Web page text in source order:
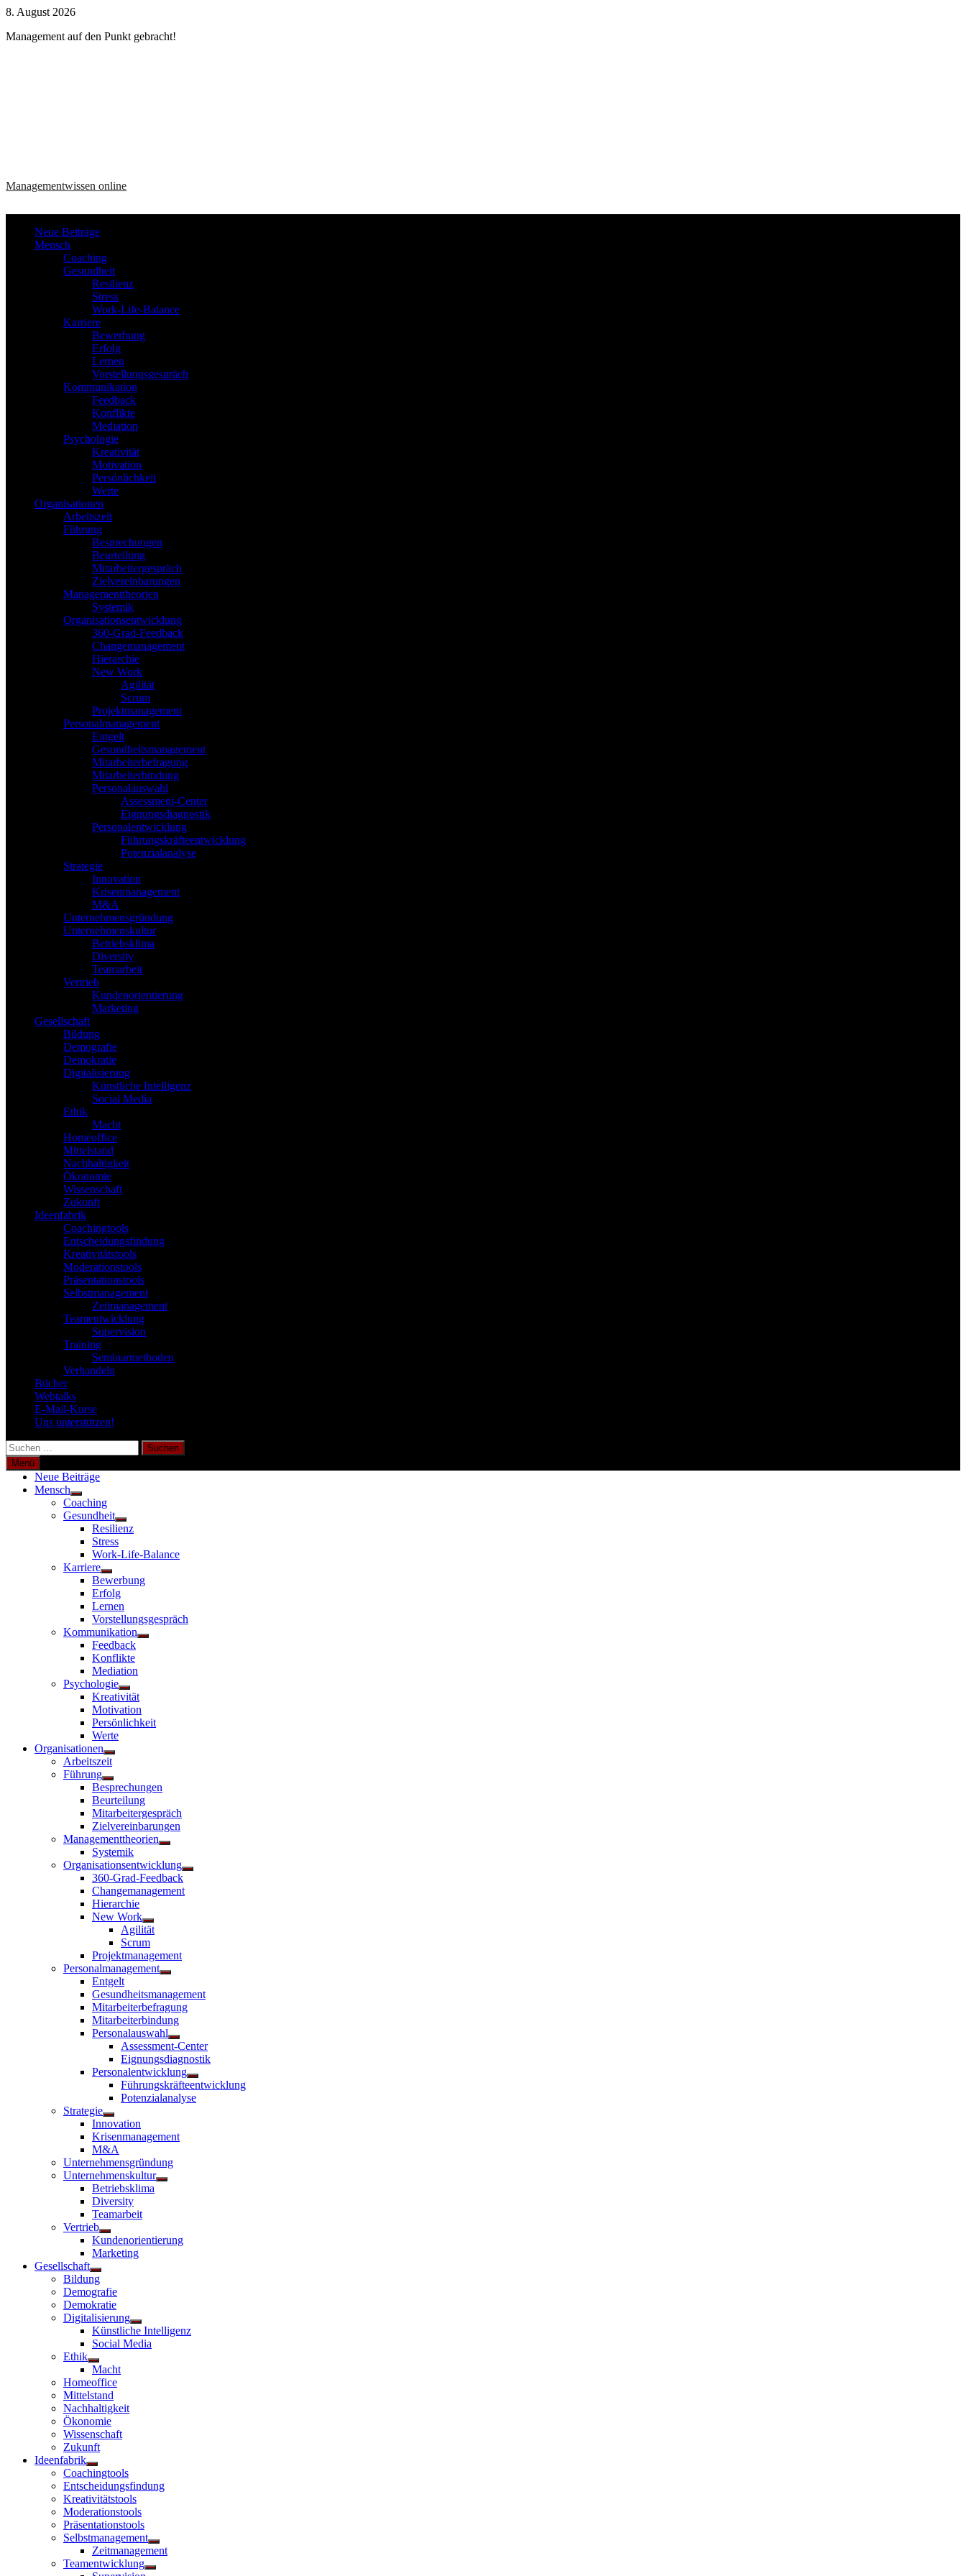
Zum
springen
8. August 2026
Management auf den Punkt gebracht!
Managementwissen online
Neue Beiträge
Mensch
Coaching
Gesundheit
Resilienz
Stress
Work-Life-Balance
Karriere
Bewerbung
Erfolg
Lernen
Vorstellungsgespräch
Kommunikation
Feedback
Konflikte
Mediation
Psychologie
Kreativität
Motivation
Persönlichkeit
Werte
Organisationen
Arbeitszeit
Führung
Besprechungen
Beurteilung
Mitarbeitergespräch
Zielvereinbarungen
Managementtheorien
Systemik
Organisationsentwicklung
360-Grad-Feedback
Changemanagement
Hierarchie
New Work
Agilität
Scrum
Projektmanagement
Personalmanagement
Entgelt
Gesundheitsmanagement
Mitarbeiterbefragung
Mitarbeiterbindung
Personalauswahl
Assessment-Center
Eignungsdiagnostik
Personalentwicklung
Führungskräfteentwicklung
Potenzialanalyse
Strategie
Innovation
Krisenmanagement
M&A
Unternehmensgründung
Unternehmenskultur
Betriebsklima
Diversity
Teamarbeit
Vertrieb
Kundenorientierung
Marketing
Gesellschaft
Bildung
Demografie
Demokratie
Digitalisierung
Künstliche Intelligenz
Social Media
Ethik
Macht
Homeoffice
Mittelstand
Nachhaltigkeit
Ökonomie
Wissenschaft
Zukunft
Ideenfabrik
Coachingtools
Entscheidungsfindung
Kreativitätstools
Moderationstools
Präsentationstools
Selbstmanagement
Zeitmanagement
Teamentwicklung
Supervision
Training
Seminarmethoden
Verhandeln
Bücher
Webtalks
E-Mail-Kurse
Uns unterstützen!
Suchen
nach:
Menü
Neue Beiträge
Mensch
Untermenü
anzeigen
Coaching
Gesundheit
Untermenü
anzeigen
Resilienz
Stress
Work-Life-Balance
Karriere
Untermenü
anzeigen
Bewerbung
Erfolg
Lernen
Vorstellungsgespräch
Kommunikation
Untermenü
Feedback
Konflikte
Mediation
Psychologie
Untermenü
anzeigen
Kreativität
Motivation
Persönlichkeit
Werte
Organisationen
Untermenü
anzeigen
Arbeitszeit
Führung
Untermenü
anzeigen
Besprechungen
Beurteilung
Mitarbeitergespräch
Zielvereinbarungen
Managementtheorien
Untermenü
Systemik
Organisationsentwicklung
Untermenü
360-Grad-Feedback
Changemanagement
Hierarchie
New Work
Untermenü
anzeigen
Agilität
Scrum
Projektmanagement
Personalmanagement
Untermenü
Entgelt
Gesundheitsmanagement
Mitarbeiterbefragung
Mitarbeiterbindung
Personalauswahl
Untermenü
anzeigen
Assessment-Center
Eignungsdiagnostik
Personalentwicklung
Untermenü
anzeigen
Führungskräfteentwicklung
Potenzialanalyse
Strategie
Untermenü
anzeigen
Innovation
Krisenmanagement
M&A
Unternehmensgründung
Unternehmenskultur
Untermenü
Betriebsklima
Diversity
Teamarbeit
Vertrieb
Untermenü
anzeigen
Kundenorientierung
Marketing
Gesellschaft
Untermenü
anzeigen
Bildung
Demografie
Demokratie
Digitalisierung
Untermenü
anzeigen
Künstliche Intelligenz
Social Media
Ethik
Untermenü
anzeigen
Macht
Homeoffice
Mittelstand
Nachhaltigkeit
Ökonomie
Wissenschaft
Zukunft
Ideenfabrik
Untermenü
anzeigen
Coachingtools
Entscheidungsfindung
Kreativitätstools
Moderationstools
Präsentationstools
Selbstmanagement
Untermenü
anzeigen
Zeitmanagement
Teamentwicklung
Untermenü